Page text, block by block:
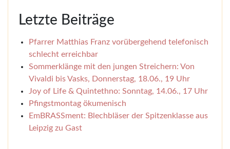
Letzte Beiträge
Pfarrer Matthias Franz vorübergehend telefonisch
schlecht erreichbar
Sommerklänge mit den jungen Streichern: Von
Vivaldi bis Vasks, Donnerstag, 18.06., 19 Uhr
Joy of Life & Quintethno: Sonntag, 14.06., 17 Uhr
Pfingstmontag ökumenisch
EmBRASSment: Blechbläser der Spitzenklasse aus
Leipzig zu Gast